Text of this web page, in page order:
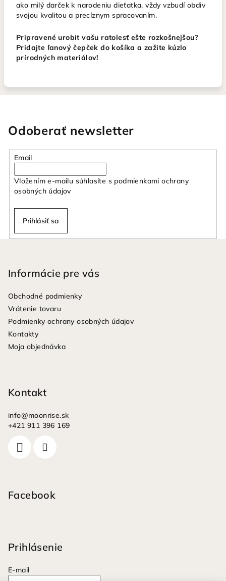
ako milý darček k narodeniu dieťatka, vždy vzbudí obdiv
svojou kvalitou a precíznym spracovaním.
Pripravené urobiť vašu ratolesť ešte rozkošnejšou?
Pridajte ľanový čepček do košíka a zažite kúzlo
prírodných materiálov!
Odoberať newsletter
Email
Vložením e-mailu súhlasíte s podmienkami ochrany
osobných údajov
Prihlásiť sa
Informácie pre vás
Obchodné podmienky
Vrátenie tovaru
Podmienky ochrany osobných údajov
Kontakty
Moja objednávka
Kontakt
info@moonrise.sk
+421 911 396 169
Facebook
Prihlásenie
E-mail